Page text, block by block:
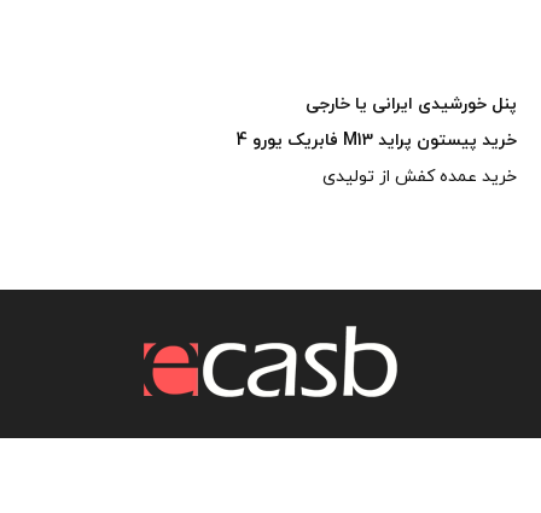
پنل خورشیدی ایرانی یا خارجی
خرید پیستون پراید M13 فابریک یورو 4
خرید عمده کفش از تولیدی